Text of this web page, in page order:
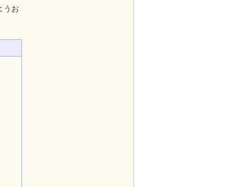
うお